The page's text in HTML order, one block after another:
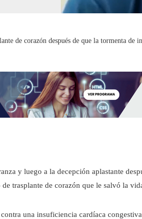
de corazón después de que la tormenta de
y luego a la decepción aplastante
trasplante de corazón que le salvó la
una insuficiencia cardíaca